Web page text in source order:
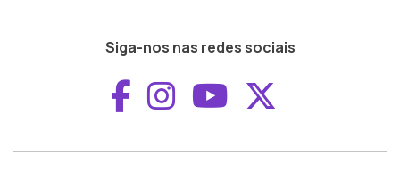
Siga-nos nas redes sociais
Aceder ao
Aceder ao
Aceder ao